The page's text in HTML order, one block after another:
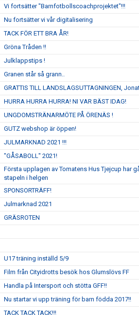
Vi fortsätter "Barnfotbollscoachprojektet"!!!
Nu fortsätter vi vår digitalisering
TACK FÖR ETT BRA ÅR!
Gröna Tråden !!
Julklappstips !
Granen står så grann..
GRATTIS TILL LANDSLAGSUTTAGNINGEN,
HURRA HURRA HURRA! NI VAR BÄST IDAG!
UNGDOMSTRÄNARMÖTE PÅ ÖRENÄS !
GUTZ webshop är öppen!
JULMARKNAD 2021 !!!
"GÅSABOLL" 2021!
Första upplagen av Tomatens Hus Tjejcup har
stapeln i helgen
SPONSORTRÄFF!
Julmarknad 2021
GRÄSROTEN
U17 träning inställd 5/9
Film från Cityidrotts besök hos Glumslövs FF
Handla på Intersport och stötta GFF!!
Nu startar vi upp träning för barn födda 2017!!
TACK TACK TACK!!!